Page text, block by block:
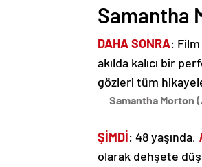
Samantha
DAHA SONRA:
akılda kalıcı bir
gözleri tüm
Samantha Morton
ŞİMDİ: 48 yaşında,
olarak dehşete